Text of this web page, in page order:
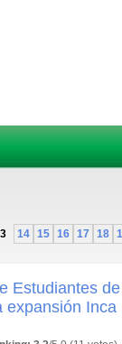
14 15 16 17 18
Estudiantes
expansión Inca